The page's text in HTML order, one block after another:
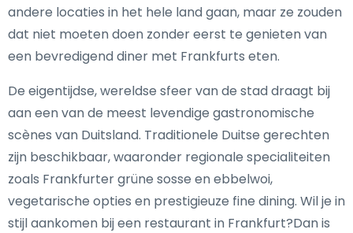
andere locaties in het hele land gaan, maar ze zouden
dat niet moeten doen zonder eerst te genieten van
een bevredigend diner met Frankfurts eten.
De eigentijdse, wereldse sfeer van de stad draagt bij
aan een van de meest levendige gastronomische
scènes van Duitsland. Traditionele Duitse gerechten
zijn beschikbaar, waaronder regionale specialiteiten
zoals Frankfurter grüne sosse en ebbelwoi,
vegetarische opties en prestigieuze fine dining. Wil je in
stijl aankomen bij een restaurant in Frankfurt?Dan is